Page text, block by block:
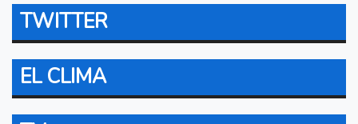
TWITTER
EL CLIMA